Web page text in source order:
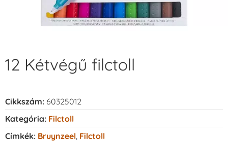
12 Kétvégű filctoll
Cikkszám: 60325012
Kategória: Filctoll
Címkék: Bruynzeel Filctoll